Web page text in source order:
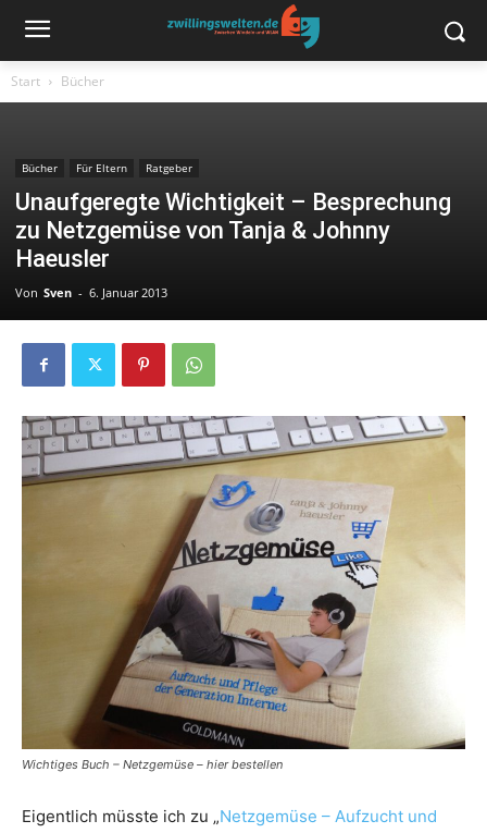
Start Bücher
Bücher Für Eltern Ratgeber
Unaufgeregte Wichtigkeit – Besprechung
zu Netzgemüse von Tanja & Johnny
Haeusler
Von Sven - 6. Januar 2013
Wichtiges Buch – Netzgemüse – hier bestellen
Eigentlich müsste ich zu „Netzgemüse – Aufzucht und